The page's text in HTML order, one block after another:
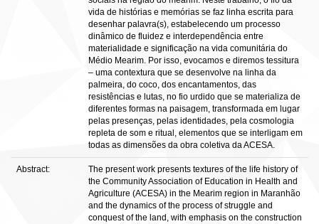
vida de histórias e memórias se faz linha escrita para
desenhar palavra(s), estabelecendo um processo
dinâmico de fluidez e interdependência entre
materialidade e significação na vida comunitária do
Médio Mearim. Por isso, evocamos e diremos tessitura
– uma contextura que se desenvolve na linha da
palmeira, do coco, dos encantamentos, das
resistências e lutas, no fio urdido que se materializa de
diferentes formas na paisagem, transformada em lugar
pelas presenças, pelas identidades, pela cosmologia
repleta de som e ritual, elementos que se interligam em
todas as dimensões da obra coletiva da ACESA.
Abstract:
The present work presents textures of the life history of
the Community Association of Education in Health and
Agriculture (ACESA) in the Mearim region in Maranhão
and the dynamics of the process of struggle and
conquest of the land, with emphasis on the construction